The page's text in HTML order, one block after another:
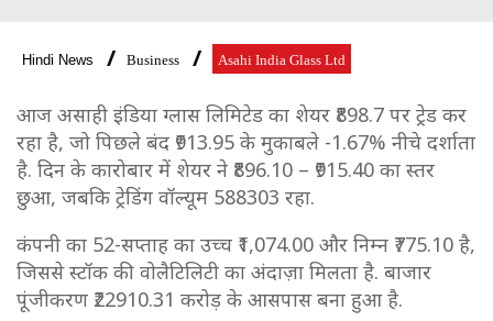
Hindi News Business Asahi India Glass Ltd
आज असाही इंडिया ग्लास लिमिटेड का शेयर ₹898.7 पर ट्रेड कर
रहा है, जो पिछले बंद ₹913.95 के मुकाबले -1.67% नीचे दर्शाता
है. दिन के कारोबार में शेयर ने ₹896.10 – ₹915.40 का स्तर
छुआ, जबकि ट्रेडिंग वॉल्यूम 588303 रहा.
कंपनी का 52-सप्ताह का उच्च ₹1,074.00 और निम्न ₹775.10 है,
जिससे स्टॉक की वोलैटिलिटी का अंदाज़ा मिलता है. बाजार
पूंजीकरण ₹22910.31 करोड़ के आसपास बना हुआ है.